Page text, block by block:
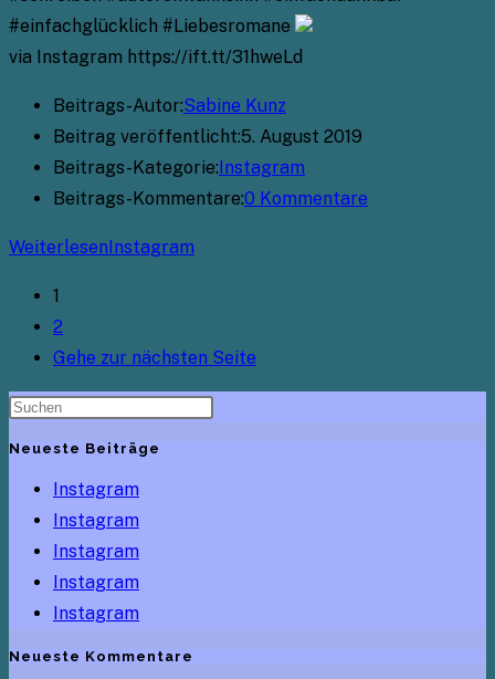
#einfachglücklich #Liebesromane
via Instagram https://ift.tt/31hweLd
Beitrags-Autor:Sabine Kunz
Beitrag veröffentlicht:5. August 2019
Beitrags-Kategorie:Instagram
Beitrags-Kommentare:0 Kommentare
WeiterlesenInstagram
1
2
Gehe zur nächsten Seite
Neueste Beiträge
Instagram
Instagram
Instagram
Instagram
Instagram
Neueste Kommentare